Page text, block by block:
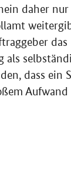
daher nur
als
dass ein
Aufwand